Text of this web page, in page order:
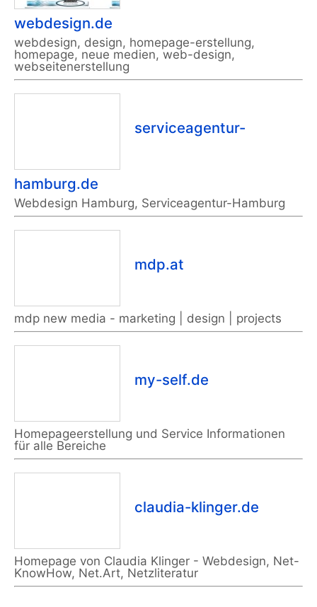
webdesign.de
webdesign, design, homepage-erstellung,
homepage, neue medien, web-design,
webseitenerstellung
serviceagentur-
hamburg.de
Webdesign Hamburg, Serviceagentur-Hamburg
mdp.at
mdp new media - marketing | design | projects
my-self.de
Homepageerstellung und Service Informationen
für alle Bereiche
claudia-klinger.de
Homepage von Claudia Klinger - Webdesign, Net-
KnowHow, Net.Art, Netzliteratur